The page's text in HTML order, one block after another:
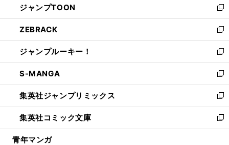
く
で
開
く
ド
ウ
で
開
く
ィ
ン
ド
ウ
で
開
く
い
ウ
ィ
ン
ド
ウ
で
開
く
ジャンプTOON
新
し
い
ウ
ィ
ン
ド
ウ
で
開
く
ZEBRACK
新
し
い
ウ
ィ
ン
ド
ウ
で
開
ジャンプルーキー！
新
し
い
ウ
ィ
ン
ド
ウ
S-MANGA
新
し
い
ウ
ィ
ン
集英社ジャンプリミックス
新
し
い
ウ
集英社コミック文庫
新
し
青年マンガ